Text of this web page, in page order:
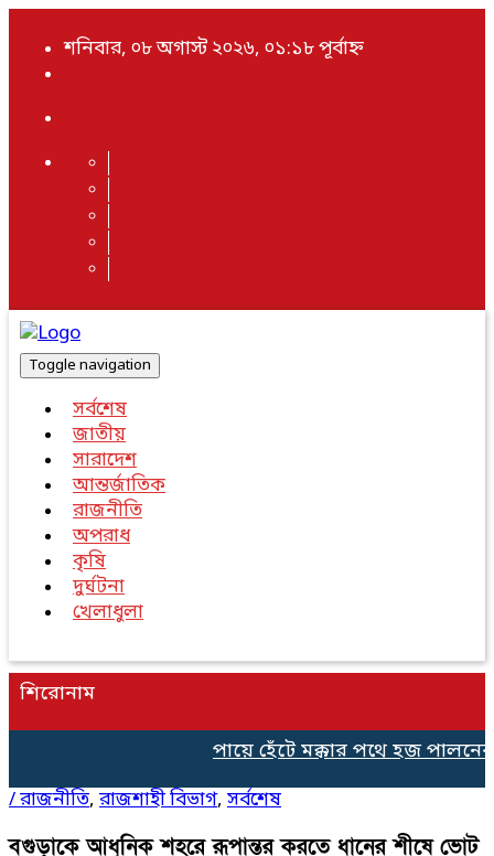
শনিবার, ০৮ অগাস্ট ২০২৬, ০১:১৮ পূর্বাহ্ন
Toggle navigation
সর্বশেষ
জাতীয়
সারাদেশ
আন্তর্জাতিক
রাজনীতি
অপরাধ
কৃষি
দুর্ঘটনা
খেলাধুলা
শিরোনাম
পায়ে হেঁটে মক্কার পথে হজ
/রাজনীতি, রাজশাহী বিভাগ, সর্বশেষ
বগুড়াকে আধুনিক শহরে রূপান্তর করতে ধানের শীষে ভোট